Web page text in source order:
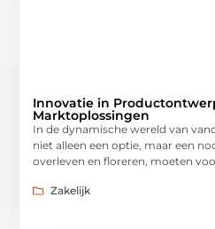
Innovatie in
Marktoplossingen
In de dynamische wereld van
niet alleen een optie, maar een
overleven en floreren, moeten
Zakelijk